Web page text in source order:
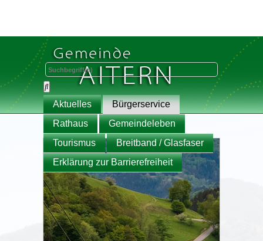
Aktuelles
Bürgerservice
Rathaus
Gemeindeleben
Tourismus
Breitband / Glasfaser
Erklärung zur Barrierefreiheit